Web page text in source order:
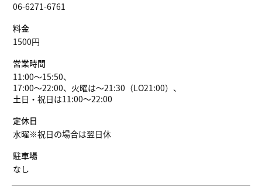
06-6271-6761
料金
1500円
営業時間
11:00～15:50、
17:00～22:00、火曜は～21:30（LO21:00）、
土日・祝日は11:00～22:00
定休日
水曜※祝日の場合は翌日休
駐車場
なし